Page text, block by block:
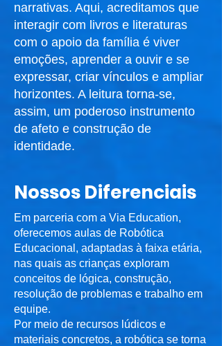
narrativas. Aqui, acreditamos que
interagir com livros e literaturas
com o apoio da família é viver
emoções, aprender a ouvir e se
expressar, criar vínculos e ampliar
horizontes. A leitura torna-se,
assim, um poderoso instrumento
de afeto e construção de
identidade.
Nossos Diferenciais
Em parceria com a Via Education,
oferecemos aulas de Robótica
Educacional, adaptadas à faixa etária,
nas quais as crianças exploram
conceitos de lógica, construção,
resolução de problemas e trabalho em
equipe.
Por meio de recursos lúdicos e
materiais concretos, a robótica se torna